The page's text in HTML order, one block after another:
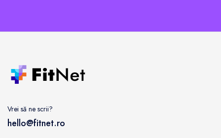
Vrei să ne scrii?
hello@fitnet.ro